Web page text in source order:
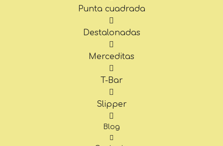
Punta cuadrada
Destalonadas
Merceditas
T-Bar
Slipper
Blog